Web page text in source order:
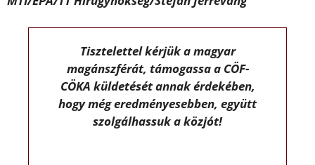
Tisztelettel kérjük a magyar
magánszférát, támogassa a CÖF-
CÖKA küldetését annak érdekében,
hogy még eredményesebben, együtt
szolgálhassuk a közjót!